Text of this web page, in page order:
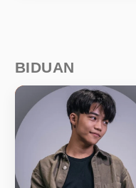
BIDUAN